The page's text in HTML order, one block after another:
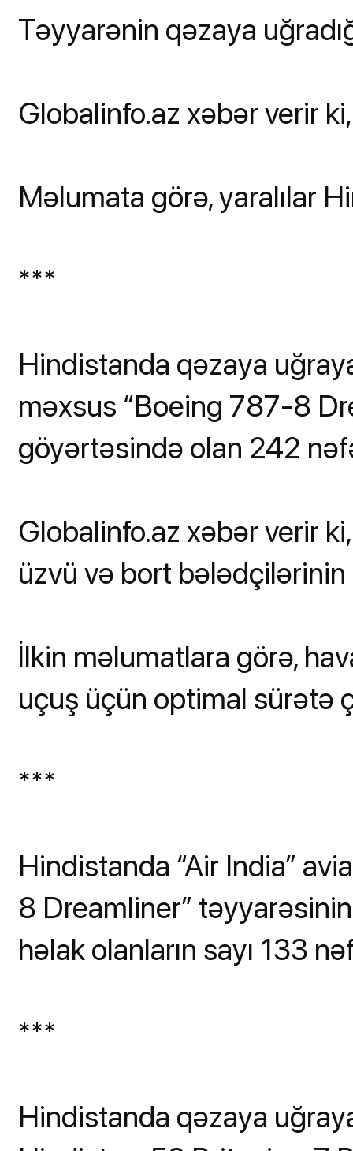
Təyyarənin qəzaya
Globalinfo.az xəbər verir
Məlumata görə, yaralılar
***
Hindistanda qəzaya
məxsus “Boeing 787-8
göyərtəsində olan 242
Globalinfo.az xəbər verir
üzvü və bort
İlkin məlumatlara görə,
uçuş üçün optimal sürətə
***
Hindistanda “Air India”
8 Dreamliner”
həlak olanların sayı 133
***
Hindistanda qəzaya